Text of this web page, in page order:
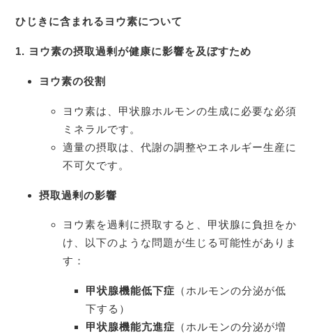
ひじきに含まれるヨウ素について
1. ヨウ素の摂取過剰が健康に影響を及ぼすため
ヨウ素の役割
ヨウ素は、甲状腺ホルモンの生成に必要な必須
ミネラルです。
適量の摂取は、代謝の調整やエネルギー生産に
不可欠です。
摂取過剰の影響
ヨウ素を過剰に摂取すると、甲状腺に負担をか
け、以下のような問題が生じる可能性がありま
す：
甲状腺機能低下症 （ホルモンの分泌が低
下する）
甲状腺機能亢進症 （ホルモンの分泌が増